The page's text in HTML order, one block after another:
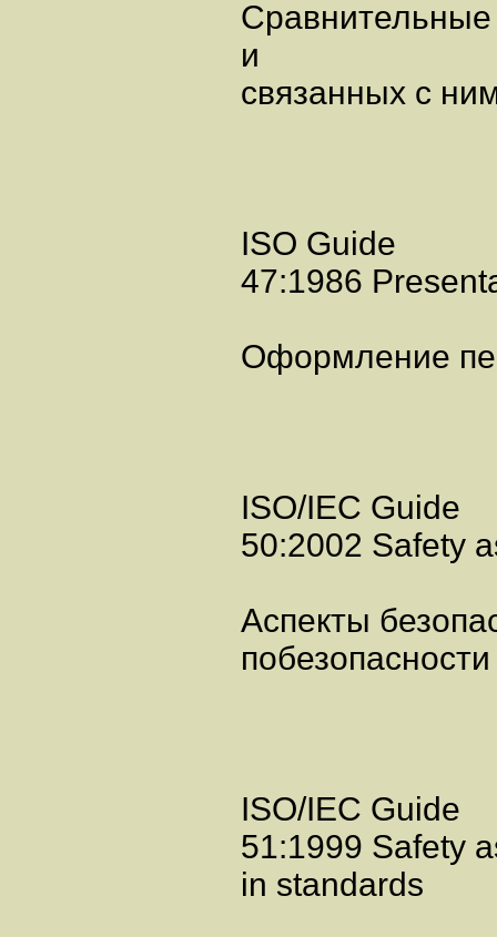
Сравнительные
и
связанных с
ISO Guide
47:1986
Оформление
ISO/IEC Guide
50:2002 Safety
Аспекты
ISO/IEC Guide
51:1999 Safety
in standards